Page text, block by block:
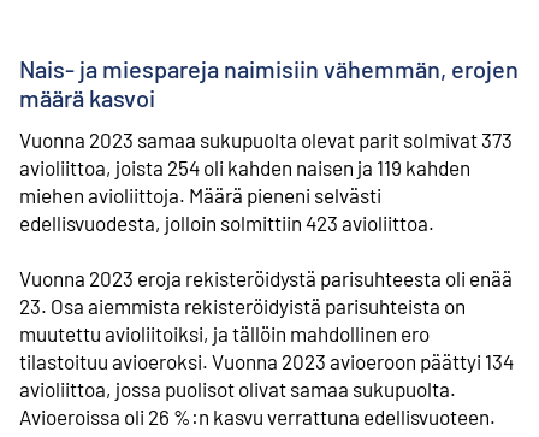
Nais- ja miespareja naimisiin vähemmän, erojen
määrä kasvoi
Vuonna 2023 samaa sukupuolta olevat parit solmivat 373
avioliittoa, joista 254 oli kahden naisen ja 119 kahden
miehen avioliittoja. Määrä pieneni selvästi
edellisvuodesta, jolloin solmittiin 423 avioliittoa.
⁠Vuonna 2023 eroja rekisteröidystä parisuhteesta oli enää
23. Osa aiemmista rekisteröidyistä parisuhteista on
muutettu avioliitoiksi, ja tällöin mahdollinen ero
tilastoituu avioeroksi. Vuonna 2023 avioeroon päättyi 134
avioliittoa, jossa puolisot olivat samaa sukupuolta.
Avioeroissa oli 26 %:n kasvu verrattuna edellisvuoteen.